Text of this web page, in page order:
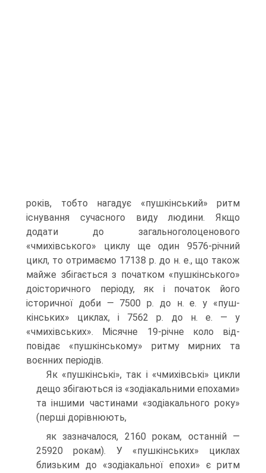
років, тобто нагадує «пушкінський» ритм
існування сучасного виду людини. Якщо
додати до загальноголоценового
«чмихівського» циклу ще один 9576-річний
цикл, то отри­маємо 17138 р. до н. е., що також
майже збігається з початком «пушкінського»
доісторичного періоду, як і початок його
історичної доби — 7500 р. до н. е. у «пуш-
кінських» циклах, і 7562 р. до н. е. — у
«чмихівських». Місячне 19-річне коло від­
повідає «пушкінському» ритму мирних та
воєнних періодів.
Як «пушкінські», так і «чмихівські» цикли
дещо збігаються із «зодіакаль­ними епохами»
та іншими частинами «зодіакального року»
(перші дорівнюють,
як зазначалося, 2160 рокам, останній —
25920 рокам). У «пушкінських» циклах
близьким до «зодіакальної епохи» є ритм